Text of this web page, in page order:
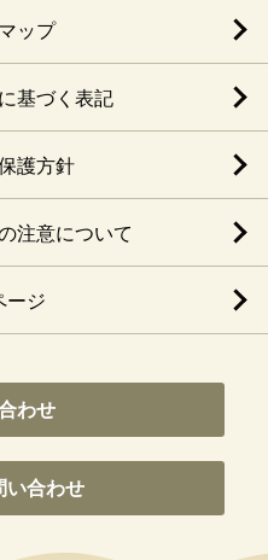
ップ
基づく表記
護方針
注意について
ージ
わせ
い合わせ